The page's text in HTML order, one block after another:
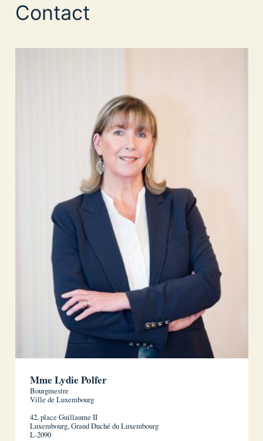
Contact
Mme Lydie Polfer
Bourgmestre
Ville de Luxembourg
42, place Guillaume II
Luxembourg, Grand Duché du Luxembourg
L-2090